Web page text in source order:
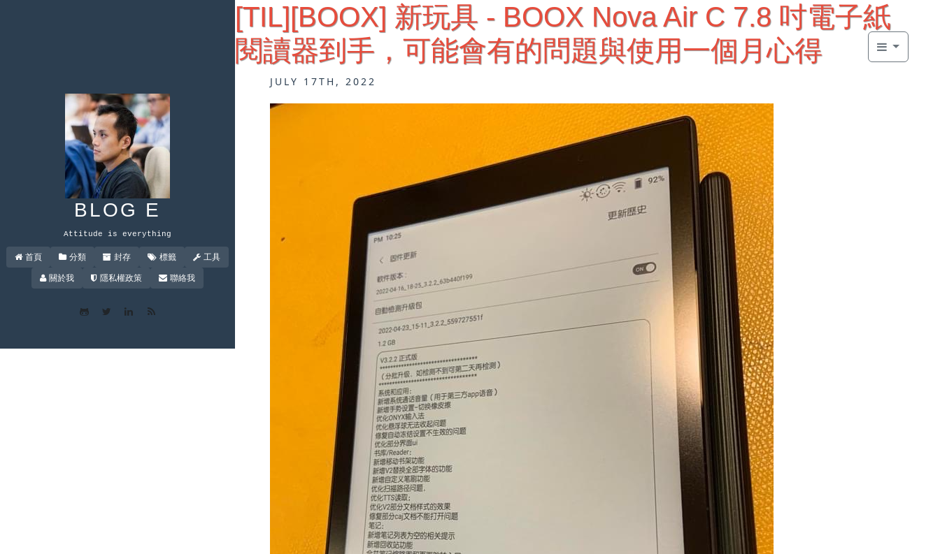
BLOG E
Attitude is everything
首頁 分類 封存 標籤
工具
關於我
隱私權政策 聯絡我
[TIL][BOOX] 新玩具 - BOOX Nova Air C 7.8 吋電子紙
閱讀器到手，可能會有的問題與使用一個月心得
JULY 17TH, 2022